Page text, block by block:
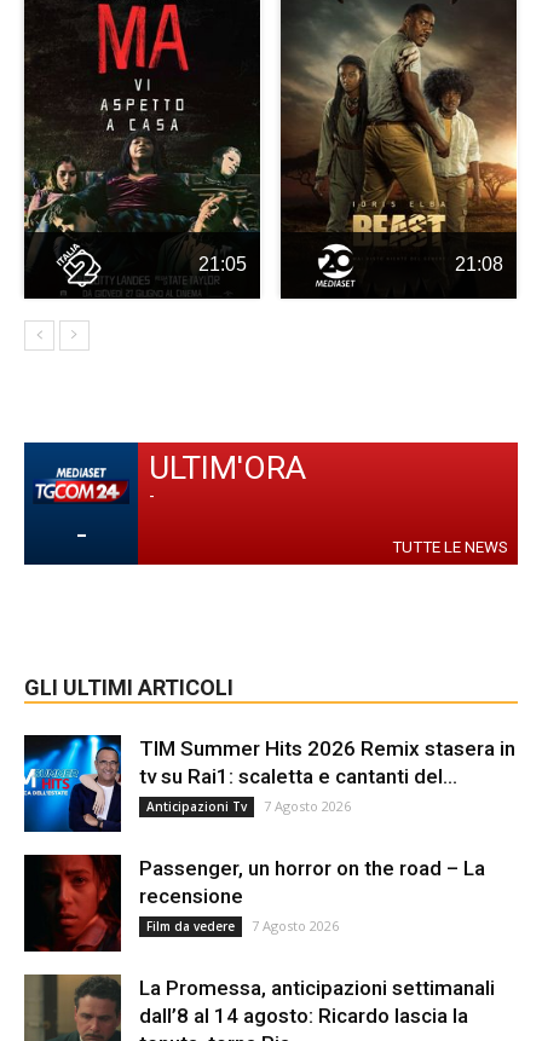
21:05 21:08
-
ULTIM'ORA
-
TUTTE LE NEWS
GLI ULTIMI ARTICOLI
TIM Summer Hits 2026 Remix stasera in
tv su Rai1: scaletta e cantanti del...
Anticipazioni Tv 7 Agosto 2026
Passenger, un horror on the road – La
recensione
Film da vedere 7 Agosto 2026
La Promessa, anticipazioni settimanali
dall’8 al 14 agosto: Ricardo lascia la